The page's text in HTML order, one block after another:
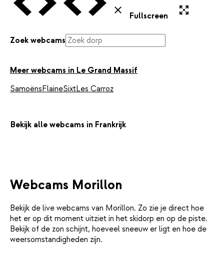
Sluiten
Fullscreen
Zoek webcams
Meer webcams in Le Grand Massif
SamoënsFlaineSixtLes Carroz
Bekijk alle webcams in Frankrijk
Webcams Morillon
Bekijk de live webcams van Morillon. Zo zie je direct hoe
het er op dit moment uitziet in het skidorp en op de piste.
Bekijk of de zon schijnt, hoeveel sneeuw er ligt en hoe de
weersomstandigheden zijn.